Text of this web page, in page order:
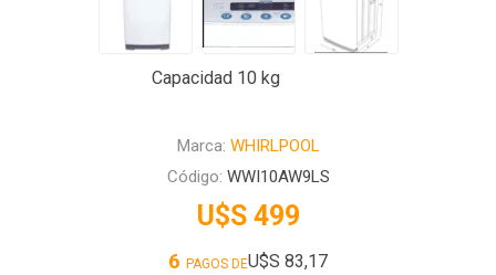
Capacidad 10 kg
Marca: WHIRLPOOL
Código: WWI10AW9LS
U$S 499
6 PAGOS DEU$S 83,17